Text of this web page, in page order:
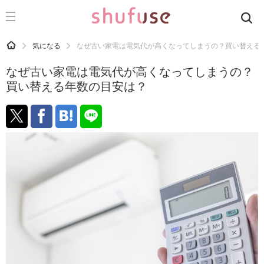
CATEGORY 記事カテゴリ
運気
洗濯
生活の知恵
マナー
食材辞典
HOME 気になる なぜ古い家電は電気代が高くなってしまうの？買い替える
なぜ古い家電は電気代が高くなってしまうの？
買い替える年数の目安は？